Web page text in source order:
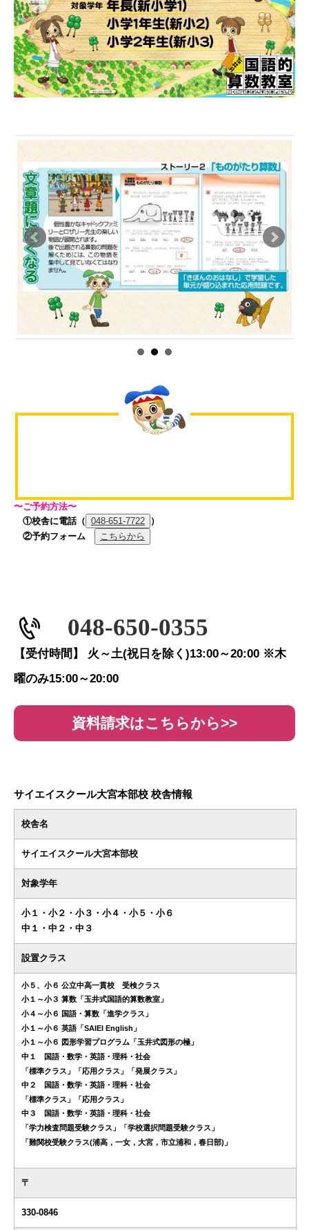
〜ご予約方法〜
①校舎に電話（ 048-651-7722
）
②予約フォーム
こちらから
048-650-0355
【受付時間】 火～土(祝日を除く)13:00～20:00 ※木
曜のみ15:00～20:00
資料請求はこちらから>>
サイエイスクール大宮本部校 校舎情報
校舎名
サイエイスクール大宮本部校
対象学年
小１・小２・小３・小４・小５・小６
中１・中２・中３
設置クラス
小５、小６ 公立中高一貫校 受検クラス
小１～小３ 算数「玉井式国語的算数教室」
小４～小６ 国語・算数「進学クラス」
小１～小６ 英語「SAIEI English」
小１～小６ 図形学習プログラム「玉井式図形の極」
中１ 国語・数学・英語・理科・社会
「標準クラス」「応用クラス」「発展クラス」
中２ 国語・数学・英語・理科・社会
「標準クラス」「応用クラス」
中３ 国語・数学・英語・理科・社会
「学力検査問題受験クラス」「学校選択問題受験クラス」
「難関校受験クラス(浦高，一女，大宮，市立浦和，春日部)」
〒
330-0846